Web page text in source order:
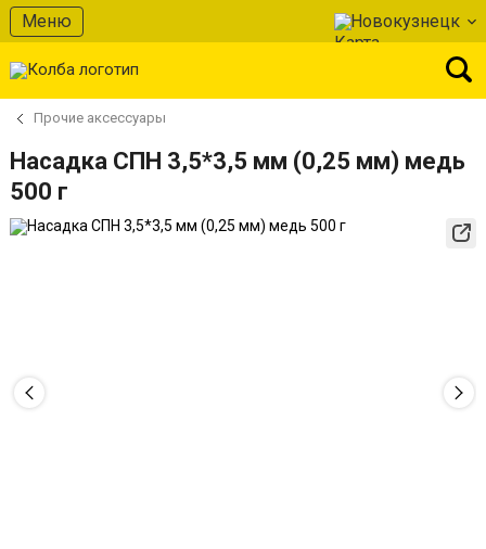
Меню Новокузнецк
Прочие аксессуары
Насадка СПН 3,5*3,5 мм (0,25 мм) медь
500 г